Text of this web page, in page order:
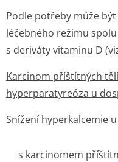
Podle potřeby může
léčebného režimu
s deriváty vitaminu D
Karcinom příštítných
hyperparatyreóza u
Snížení hyperkalcemie
s karcinomem